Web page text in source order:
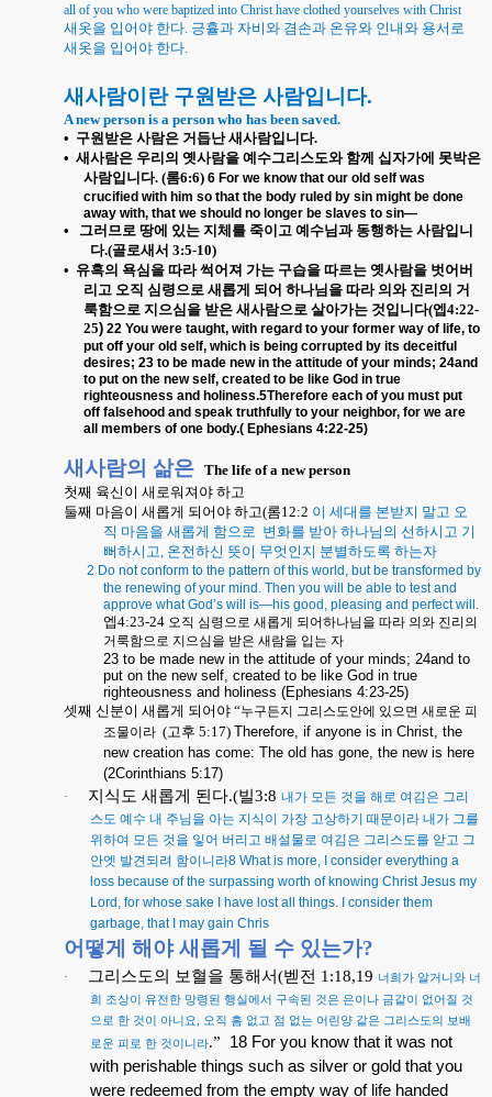
all of you who were baptized into Christ have clothed yourselves with Christ
새옷을 입어야 한다 긍휼과 자비와 겸손과 온유와 인내와 용서로
새옷을 입어야 한다
새사람이란 구원받은 사람입니다.
A new person is a person who has been saved.
• 구원받은 사람은 거듭난 새사람입니다.
• 새사람은 우리의 옛사람을 예수그리스도와 함께 십자가에 못박은
사람입니다. (롬6:6) 6 For we know that our old self was
crucified with him so that the body ruled by sin might be done
away with, that we should no longer be slaves to sin—
•
그러므로 땅에 있는 지체를 죽이고 예수님과 동행하는 사람입니
다.(골로새서 3:5-10)
• 유혹의 욕심을 따라 썩어져 가는 구습을 따르는 옛사람을 벗어버
리고 오직 심령으로 새롭게 되어 하나님을 따라 의와 진리의 거
룩함으로 지으심을 받은 새사람으로 살아가는 것입니다(엡4:22-
25) 22 You were taught, with regard to your former way of life, to
put off your old self, which is being corrupted by its deceitful
desires; 23 to be made new in the attitude of your minds; 24and
to put on the new self, created to be like God in true
righteousness and holiness.5Therefore each of you must put
off falsehood and speak truthfully to your neighbor, for we are
all members of one body.( Ephesians 4:22-25)
새사람의 삶은 The life of a new person
첫째 육신이 새로워져야 하고
둘째 마음이 새롭게 되어야 하고(롬12:2 이 세대를 본받지 말고 오
직 마음을 새롭게 함으로 변화를 받아 하나님의 선하시고 기
뻐하시고 온전하신 뜻이 무엇인지 분별하도록 하는자
2 Do not conform to the pattern of this world, but be transformed by
the renewing of your mind. Then you will be able to test and
approve what God’s will is—his good, pleasing and perfect will.
엡4:23-24 오직 심령으로 새롭게 되어하나님을 따라 의와 진리의
거룩함으로 지으심을 받은 새람을 입는 자
23 to be made new in the attitude of your minds; 24and to
put on the new self, created to be like God in true
righteousness and holiness (Ephesians 4:23-25)
셋째 신분이 새롭게 되어야 “누구든지 그리스도안에 있으면 새로운 피
조물이라 (고후 5:17) Therefore, if anyone is in Christ, the
new creation has come: The old has gone, the new is here
(2Corinthians 5:17)
·
지식도 새롭게 된다.(빌3:8 내가 모든 것을 해로 여김은 그리
스도 예수 내 주님을 아는 지식이 가장 고상하기 때문이라 내가 그를
위하여 모든 것을 잏어 버리고 배설물로 여김은 그리스도를 앋고 그
안엣 발견되려 함이니라8 What is more, I consider everything a
loss because of the surpassing worth of knowing Christ Jesus my
Lord, for whose sake I have lost all things. I consider them
garbage, that I may gain Chris
어떻게 해야 새롭게 될 수 있는가?
· 그리스도의 보혈을 통해서(벧전 1:18,19 너희가 알거니와 너
희 조상이 유전한 망령된 행실에서 구속된 것은 은이나 금같이 없어질 것
으로 한 것이 아니요
오직 흠 없고 점 없는 어린양 같은 그리스도의 보배
로운 피로 한 것이니라.”
18 For you know that it was not
with perishable things such as silver or gold that you
were redeemed from the empty way of life handed